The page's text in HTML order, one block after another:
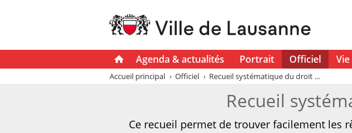
Agenda & actualités Portrait Officiel
Accueil principal Officiel Recueil systématique du droit ...
Recueil
Ce recueil permet de trouver facilement les